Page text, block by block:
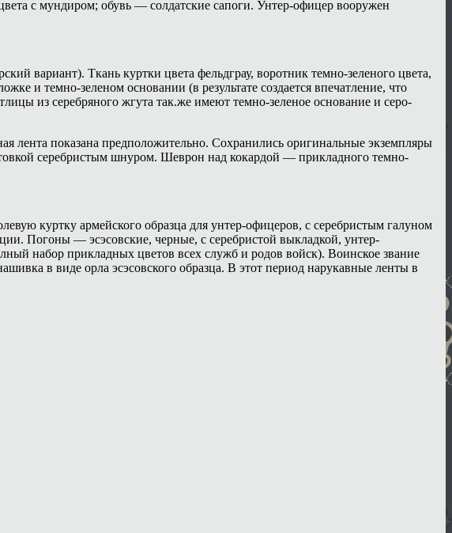
с мундиром; обувь — солдатские сапоги. Унтер-офицер вооружен
вариант). Ткань куртки цвета фельдграу, воротник темно-зеленого цвета,
и темно-зеленом основании (в результате создается впечатление, что
из серебряного жгута так.же имеют темно-зеленое основание и серо-
лента показана предположительно. Сохранились оригинальные экземпляры
серебристым шнуром. Шеврон над кокардой — прикладного темно-
куртку армейского образца для унтер-офицеров, с серебристым галуном
Погоны — эсэсовские, черные, с серебристой выкладкой, унтер-
набор прикладных цветов всех служб и родов войск). Воинское звание
в виде орла эсэсовского образца. В этот период нарукавные ленты в